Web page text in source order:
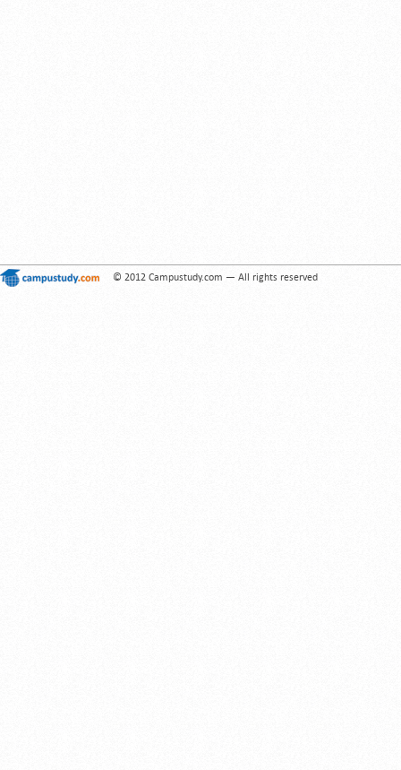
© 2012 Campustudy.com — All rights reserved